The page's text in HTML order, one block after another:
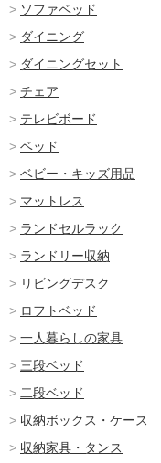
ソファベッド
ダイニング
ダイニングセット
チェア
テレビボード
ベッド
ベビー・キッズ用品
マットレス
ランドセルラック
ランドリー収納
リビングデスク
ロフトベッド
一人暮らしの家具
三段ベッド
二段ベッド
収納ボックス・ケース
収納家具・タンス